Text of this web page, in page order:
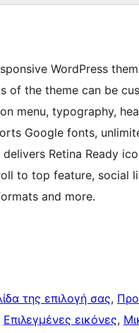
WordPress
of the theme can be
menu, typography,
Google fonts,
Retina Ready
to top feature, social
and more.
της επιλογή σας,
Επιλεγμένες εικόνες,